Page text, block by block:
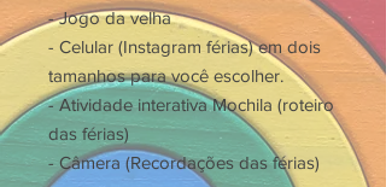
- Jogo da velha
- Celular (Instagram férias) em dois
tamanhos para você escolher.
- Atividade interativa Mochila (roteiro
das férias)
- Câmera (Recordações das férias)